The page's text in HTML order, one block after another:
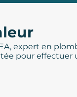
expert en
pour effectuer